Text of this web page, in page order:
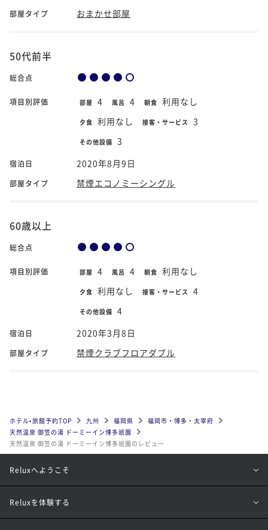
部屋タイプ おまかせ部屋
50代前半
総合点
項目別評価 部屋 4 風呂 4 朝食 利用なし
夕食 利用なし 接客・サービス 3
その他設備 3
宿泊日 2020年8月9日
部屋タイプ 禁煙エコノミーシングル
60歳以上
総合点
項目別評価 部屋 4 風呂 4 朝食 利用なし
夕食 利用なし 接客・サービス 4
その他設備 4
宿泊日 2020年3月8日
部屋タイプ 禁煙クラブフロアダブル
ホテル•旅館予約TOP 九州 福岡県
福岡市・博多・太宰府
天然温泉 御笠の湯 ドーミーイン博多祇園
天然温泉 御笠の湯 ドーミーイン博多祇園のレビュー
Reluxへようこそ
Reluxを体験する